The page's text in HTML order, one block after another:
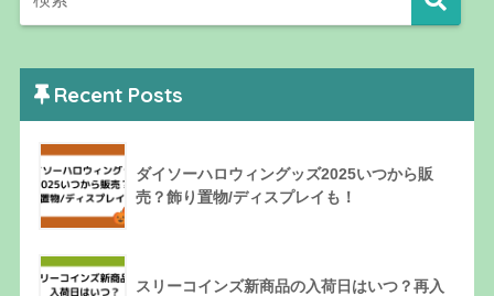
Recent Posts
ダイソーハロウィングッズ2025いつから販
売？飾り置物/ディスプレイも！
スリーコインズ新商品の入荷日はいつ？再入